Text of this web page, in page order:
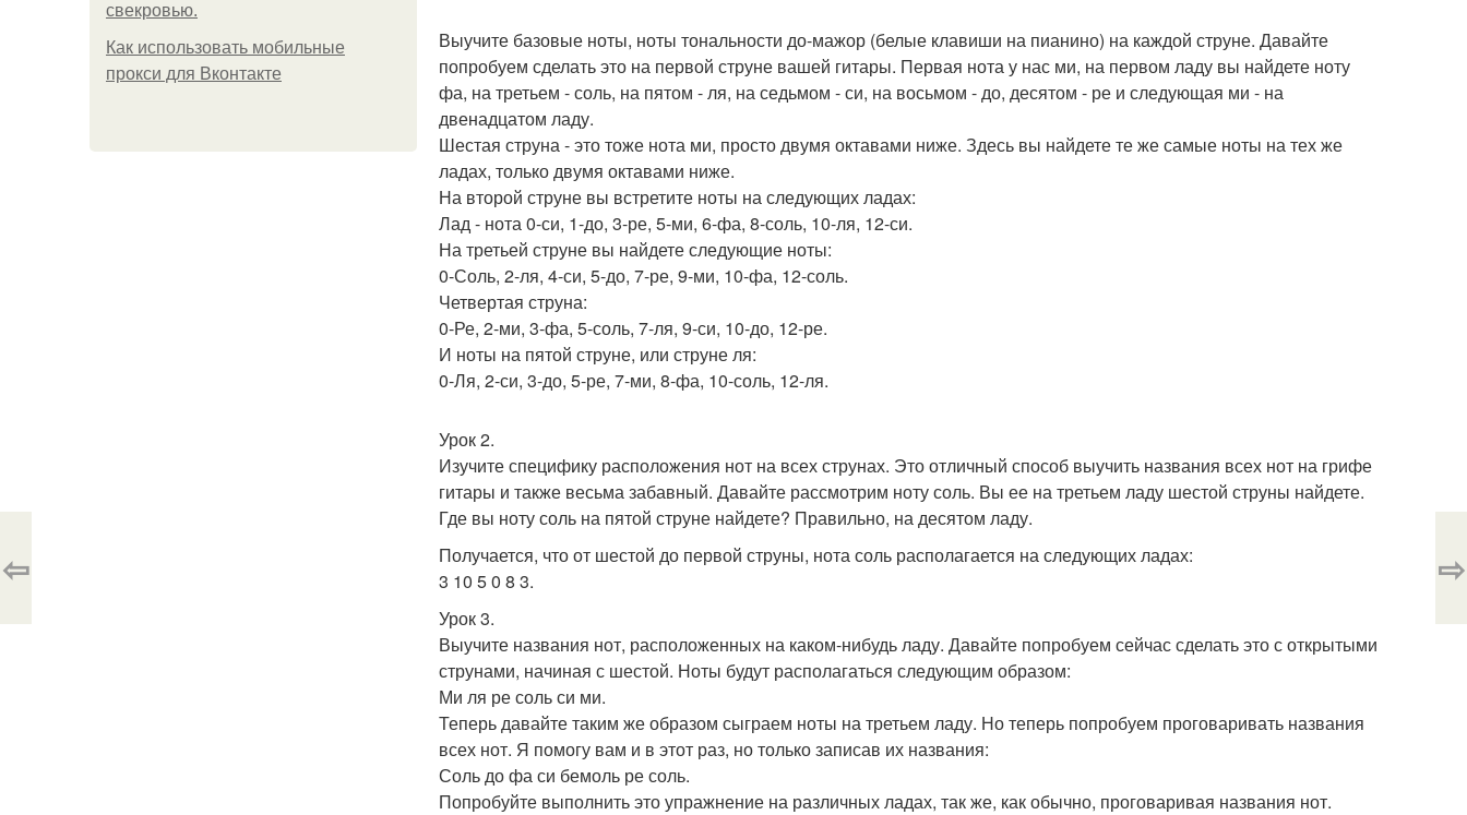
свекровью.
Как использовать мобильные
прокси для Вконтакте
Выучите базовые ноты, ноты тональности до-мажор (белые клавиши на пианино) на каждой струне. Давайте
попробуем сделать это на первой струне вашей гитары. Первая нота у нас ми, на первом ладу вы найдете ноту
фа, на третьем - соль, на пятом - ля, на седьмом - си, на восьмом - до, десятом - ре и следующая ми - на
двенадцатом ладу.
Шестая струна - это тоже нота ми, просто двумя октавами ниже. Здесь вы найдете те же самые ноты на тех же
ладах, только двумя октавами ниже.
На второй струне вы встретите ноты на следующих ладах:
Лад - нота 0-си, 1-до, 3-ре, 5-ми, 6-фа, 8-соль, 10-ля, 12-си.
На третьей струне вы найдете следующие ноты:
0-Соль, 2-ля, 4-си, 5-до, 7-ре, 9-ми, 10-фа, 12-соль.
Четвертая струна:
0-Ре, 2-ми, 3-фа, 5-соль, 7-ля, 9-си, 10-до, 12-ре.
И ноты на пятой струне, или струне ля:
0-Ля, 2-си, 3-до, 5-ре, 7-ми, 8-фа, 10-соль, 12-ля.
Урок 2.
Изучите специфику расположения нот на всех струнах. Это отличный способ выучить названия всех нот на грифе
гитары и также весьма забавный. Давайте рассмотрим ноту соль. Вы ее на третьем ладу шестой струны найдете.
Где вы ноту соль на пятой струне найдете? Правильно, на десятом ладу.
Получается, что от шестой до первой струны, нота соль располагается на следующих ладах:
3 10 5 0 8 3.
Урок 3.
Выучите названия нот, расположенных на каком-нибудь ладу. Давайте попробуем сейчас сделать это с открытыми
струнами, начиная с шестой. Ноты будут располагаться следующим образом:
Ми ля ре соль си ми.
Теперь давайте таким же образом сыграем ноты на третьем ладу. Но теперь попробуем проговаривать названия
всех нот. Я помогу вам и в этот раз, но только записав их названия:
Соль до фа си бемоль ре соль.
Попробуйте выполнить это упражнение на различных ладах, так же, как обычно, проговаривая названия нот.
⇦ ⇨